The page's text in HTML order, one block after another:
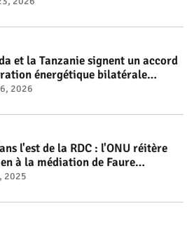
et la Tanzanie signent un accord
énergétique bilatérale
2026
l'est de la RDC : l'ONU réitère
à la médiation de Faure
#rwanda #RwOT
2025